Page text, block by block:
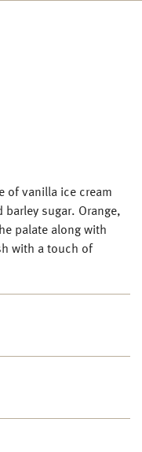
of vanilla ice cream
sugar. Orange,
palate along with
with a touch of